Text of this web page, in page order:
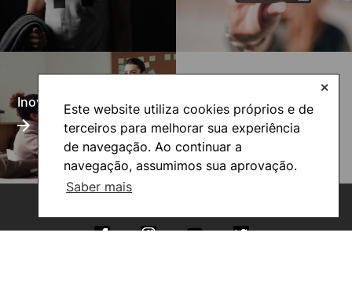
Este website utiliza cookies próprios e de
terceiros para melhorar sua experiência
de navegação. Ao continuar a
navegação, assumimos sua aprovação.
Saber mais
✕
Inovação Pedagógica
European University